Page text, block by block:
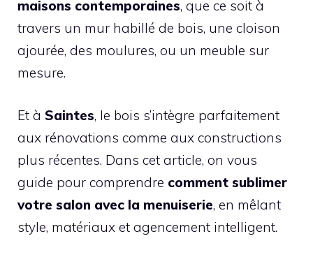
maisons contemporaines, que ce soit à
travers un mur habillé de bois, une cloison
ajourée, des moulures, ou un meuble sur
mesure.
Et à Saintes, le bois s’intègre parfaitement
aux rénovations comme aux constructions
plus récentes. Dans cet article, on vous
guide pour comprendre comment sublimer
votre salon avec la menuiserie, en mêlant
style, matériaux et agencement intelligent.